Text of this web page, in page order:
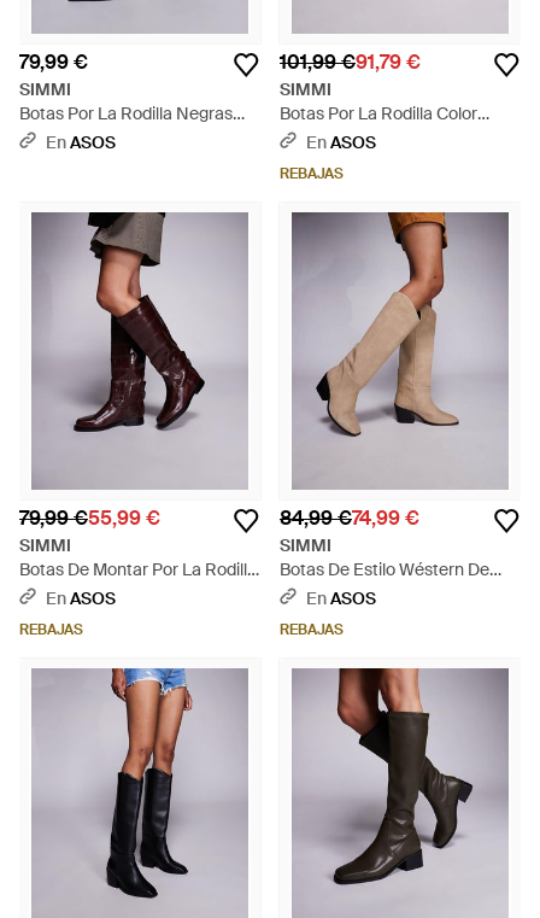
79,99 €
SIMMI
Botas Por La Rodilla Negras
Fruncidas Con Diseño Plegado
EnASOS
101,99 €91,79 €
SIMMI
Botas Por La Rodilla Color
Crema Con Hebilla De Piel
London-Neutro - Gris
EnASOS
REBAJAS
79,99 €55,99 €
SIMMI
Botas De Montar Por La Rodilla
Burdeos Efecto Piel De
London-Rojo - Rojo
EnASOS
REBAJAS
84,99 €74,99 €
SIMMI
Botas De Estilo Wéstern De
Antelina Dallas De Simmi
EnASOS
REBAJAS